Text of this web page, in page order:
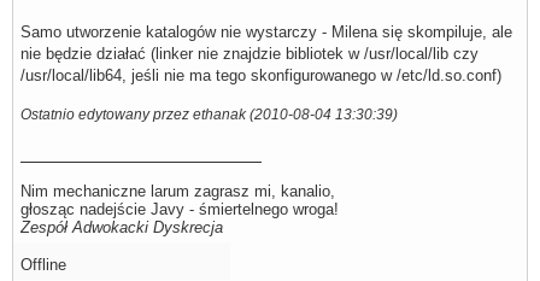
chmod 755 milena_conf
make[1]: Opuszczenie katalogu `/home/marg1/milena-
make -C speechd all
make[1]: Wejście do katalogu `/home/marg1/milena-
sed -e s:%PREFIX%:/usr/local: \
-e s:%DATAPREFIX%:/usr/local/share/
                > milena-generic.conf
make[1]: Opuszczenie katalogu `/home/marg1/milena-
make -C milena_ws all
make[1]: Wejście do katalogu `/home/marg1/milena-
Samo utworzenie katalogów nie wystarczy - Milena się skompiluje, ale
nie będzie działać (linker nie znajdzie bibliotek w /usr/local/lib czy
/usr/local/lib64, jeśli nie ma tego skonfigurowanego w /etc/ld.so.conf)
Ostatnio edytowany przez ethanak (2010-08-04 13:30:39)
Nim mechaniczne larum zagrasz mi, kanalio,
głosząc nadejście Javy - śmiertelnego wroga!
Zespół Adwokacki Dyskrecja
Offline